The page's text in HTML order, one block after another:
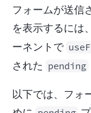
フォームが送信
を表示するには、
ーネントで
された pending
以下では、フォ